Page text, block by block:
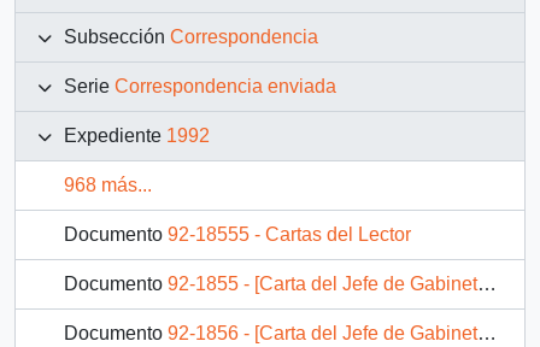
Subsección Correspondencia
Serie Correspondencia enviada
Expediente 1992
968 más...
Documento 92-18555 - Cartas del Lector
Documento 92-1855 - [Carta del Jefe de Gabinete de la Presidencia a SEREMI de Vivienda V Región]
Documento 92-1856 - [Carta del Jefe de Gabinete de la Presidencia a Subsecretario de Desarrollo Regional y Administrativo]